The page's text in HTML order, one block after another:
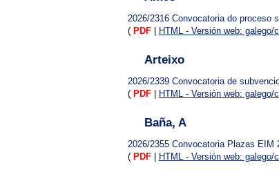
2026/2316 Convocatoria do proceso
( PDF | HTML - Versión web: galego/
Arteixo
2026/2339 Convocatoria de
( PDF | HTML - Versión web: galego/
Baña, A
2026/2355 Convocatoria Plazas EIM
( PDF | HTML - Versión web: galego/